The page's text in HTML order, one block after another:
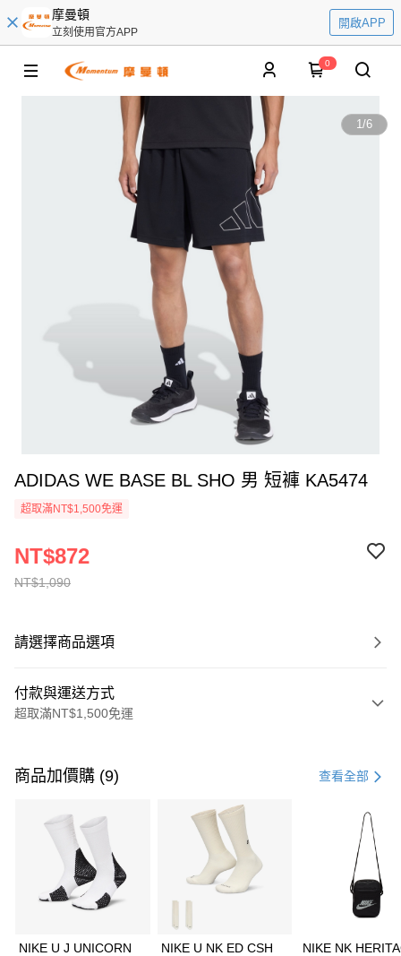
摩曼頓
立刻使用官方APP
開啟APP
0
1/6
ADIDAS WE BASE BL SHO 男 短褲 KA5474
超取滿NT$1,500免運
NT$1,090
NT$872
請選擇商品選項
付款與運送方式
超取滿NT$1,500免運
信用卡一次付款
3 期 0 利率 每期 21家銀行
合作金庫商業銀行
第一商業銀行
華南商業銀行
彰化商業銀行
上海商業儲蓄銀行
Apple Pay
商品加價購 (9) 查看全部
NIKE U J UNICORN
NIKE U NK ED CSH
NIKE NK